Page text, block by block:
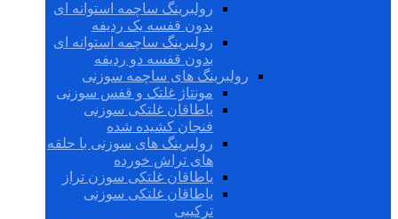
رولبرینگ ساچمه استوانه ای
بدون قفسه یک ردیفه
رولبرینگ ساچمه استوانه ای
بدون قفسه دو ردیفه
رولبرینگ های ساچمه سوزنی
مونتاژ غلتک و قفس سوزنی
یاطاقان غلتکی سوزنی
فنجان کشیده شده
رولبرینگ های سوزنی با حلقه
های تراش خورده
یاطاقان غلتکی سوزن تراز
یاطاقان غلتکی سوزنی
ترکیبی